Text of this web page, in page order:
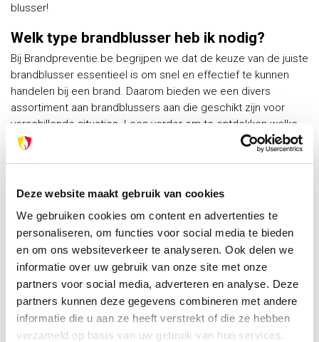
Deze website maakt gebruik van cookies
We gebruiken cookies om content en advertenties te
personaliseren, om functies voor social media te bieden
en om ons websiteverkeer te analyseren. Ook delen we
informatie over uw gebruik van onze site met onze
partners voor social media, adverteren en analyse. Deze
partners kunnen deze gegevens combineren met andere
informatie die u aan ze heeft verstrekt of die ze hebben
verzameld op basis van uw gebruik van hun services.
blusser!
Welk type brandblusser heb ik nodig?
Bij Brandpreventie.be begrijpen we dat de keuze van de juiste
brandblusser essentieel is om snel en effectief te kunnen
handelen bij een brand. Daarom bieden we een divers
assortiment aan brandblussers aan die geschikt zijn voor
verschillende situaties. Lees verder om te ontdekken welke
brandblusser het beste past bij uw situatie.
brandklassen
Elke brandklasse vereist een specifiek type brandblusser om
het vuur effectief te bestrijden. Wat werkt voor een vaste
stoffen brand, zoals hout en papier, is mogelijk niet geschikt
voor brandbare vloeistoffen zoals olie en benzine. Daarom is
het essentieel dat u begrijpt welke brandklassen van
toepassing zijn op uw specifieke situatie.
Brandklasse A: branden met vaste stoffen.